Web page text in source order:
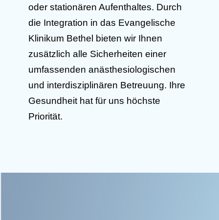
oder stationären Aufenthaltes. Durch
die Integration in das Evangelische
Klinikum Bethel bieten wir Ihnen
zusätzlich alle Sicherheiten einer
umfassenden anästhesiologischen
und interdisziplinären Betreuung. Ihre
Gesundheit hat für uns höchste
Priorität.